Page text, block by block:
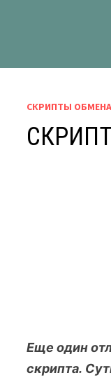
СКРИПТЫ
Еще один
скрипта.